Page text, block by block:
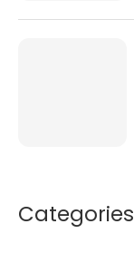
Categories